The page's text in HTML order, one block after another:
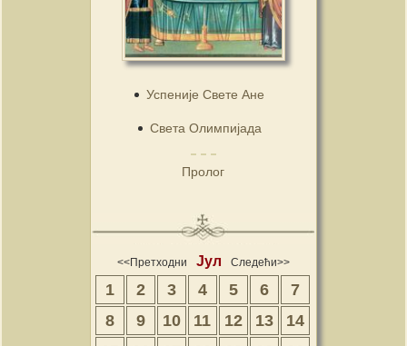
Успеније Свете Ане
Света Олимпијада
Пролог
<<Претходни Јул Следећи>>
1 2 3 4 5 6
7
8
9 10 11 12 13
14